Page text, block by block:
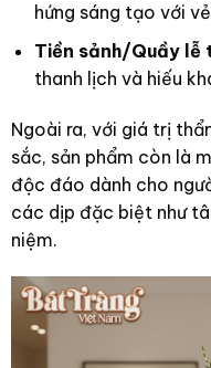
hứng sáng tạo với
Tiền sảnh/Quầy lễ
thanh lịch và hiếu
Ngoài ra, với giá trị
sắc, sản phẩm còn là
độc đáo dành cho
các dịp đặc biệt như
niệm.